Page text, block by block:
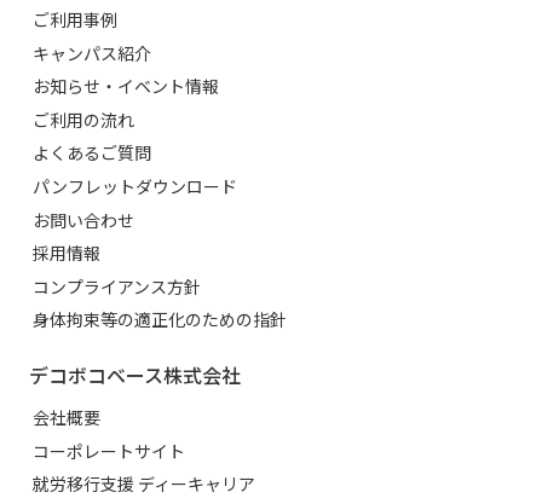
ご利用事例
キャンパス紹介
お知らせ・イベント情報
ご利用の流れ
よくあるご質問
パンフレットダウンロード
お問い合わせ
採用情報
コンプライアンス方針
身体拘束等の適正化のための指針
デコボコベース株式会社
会社概要
コーポレートサイト
就労移行支援 ディーキャリア